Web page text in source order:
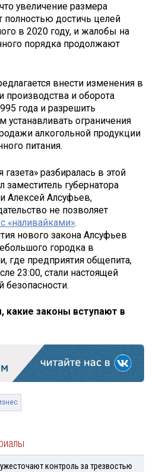
увеличение размера
полностью достичь целей
в 2020 году, и жалобы на
порядка продолжают
внести изменения в
производства и оборота
года и разрешить
устанавливать ограничения
алкогольной продукции
питания.
разбиралась в этой
заместитель губернатора
Алексей Алсуфьев,
не позволяет
«наливайками».
нового закона Алсуфьев
городка в
где предприятия общепита,
23:00, стали настоящей
безопасности.
какие законы вступают в
контроль за трезвостью